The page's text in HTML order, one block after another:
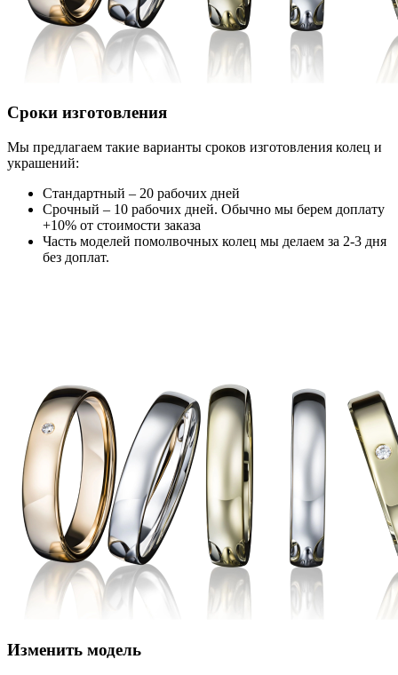
Сроки изготовления
Мы предлагаем такие варианты сроков изготовления колец и
украшений:
Стандартный – 20 рабочих дней
Срочный – 10 рабочих дней. Обычно мы берем доплату
+10% от стоимости заказа
Часть моделей помолвочных колец мы делаем за 2-3 дня
без доплат.
Изменить модель